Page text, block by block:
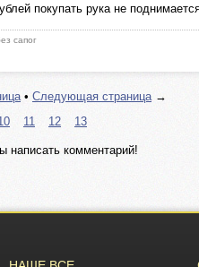
покупать рука не
сапог
• Следующая страница→
11 12 13
написать комментарий!